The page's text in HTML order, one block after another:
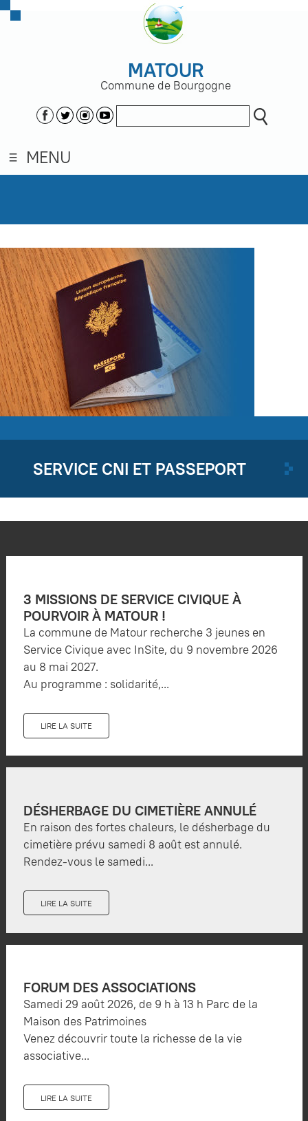
MATOUR
Commune de Bourgogne
MENU
SERVICE CNI ET PASSEPORT
3 MISSIONS DE SERVICE CIVIQUE À
POURVOIR À MATOUR !
La commune de Matour recherche 3 jeunes en
Service Civique avec InSite, du 9 novembre 2026
au 8 mai 2027.
Au programme : solidarité,...
LIRE LA SUITE
DÉSHERBAGE DU CIMETIÈRE ANNULÉ
En raison des fortes chaleurs, le désherbage du
cimetière prévu samedi 8 août est annulé.
Rendez-vous le samedi...
LIRE LA SUITE
FORUM DES ASSOCIATIONS
Samedi 29 août 2026, de 9 h à 13 h Parc de la
Maison des Patrimoines
Venez découvrir toute la richesse de la vie
associative...
LIRE LA SUITE